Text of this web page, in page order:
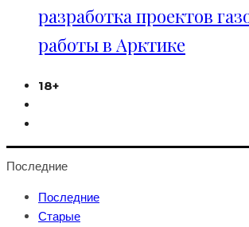
разработка проектов
работы в Арктике
18+
Последние
Последние
Старые